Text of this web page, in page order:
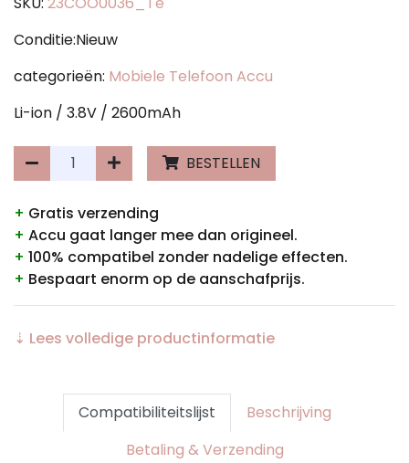
Conditie:Nieuw
categorieën: Mobiele Telefoon Accu
Li-ion / 3.8V / 2600mAh
BESTELLEN
+ Gratis verzending
+ Accu gaat langer mee dan origineel.
+ 100% compatibel zonder nadelige effecten.
+ Bespaart enorm op de aanschafprijs.
⇣ Lees volledige productinformatie
Compatibiliteitslijst
Beschrijving
Betaling & Verzending